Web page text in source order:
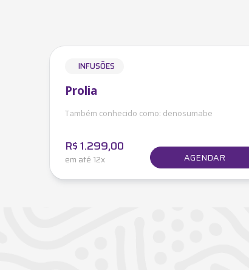
INFUSÕES
Prolia
Também conhecido como: denosumabe
R$1.299,00
em até 12x AGENDAR